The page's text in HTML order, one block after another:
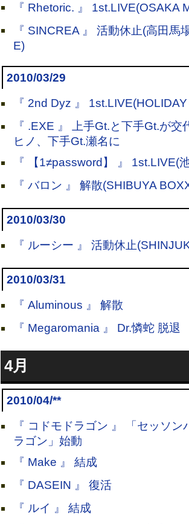
『 Rhetoric. 』 1st.LIVE(OSAKA
『 SINCREA 』 活動休止(高田馬
E)
2010/03/29
『 2nd Dyz 』
『 .EXE 』 上手Gt.と下手Gt.が交
ヒノ、下手Gt.瀬名に
『 【1≠password】 』 1st.LIVE(
『 バロン 』 解散(SHIBUYA
2010/03/30
『 ルーシー 』 活動休止
2010/03/31
『 Aluminous 』 解散
『 Megaromania 』 Dr.憐蛇 脱退
4月
2010/04/**
『 コドモドラゴン 』 「セッソン
ラゴン」始動
『 Make 』 結成
『 DASEIN 』 復活
『 ルイ 』 結成